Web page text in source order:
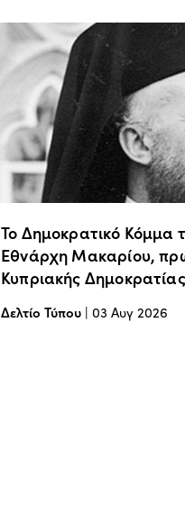
Το Δημοκρατικό Κόμμα
Εθνάρχη Μακαρίου,
Κυπριακής Δημοκρατίας
Δελτίο Τύπου | 03 Αυγ 2026